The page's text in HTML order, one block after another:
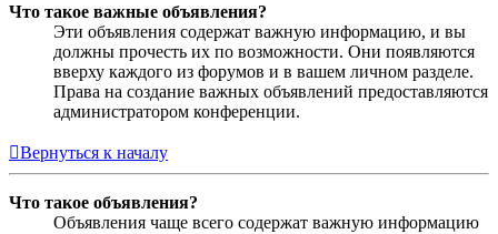
Что такое важные объявления?
Эти объявления содержат важную информацию, и вы
должны прочесть их по возможности. Они появляются
вверху каждого из форумов и в вашем личном разделе.
Права на создание важных объявлений предоставляются
администратором конференции.
Вернуться к началу
Что такое объявления?
Объявления чаще всего содержат важную информацию